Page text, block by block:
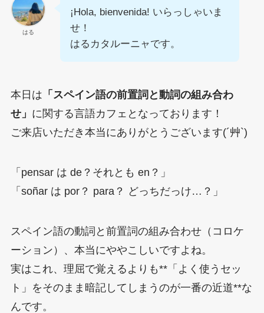
はる
¡Hola, bienvenida! いらっしゃいま
せ！
はるカタルーニャです。
本日は 「スペイン語の前置詞と動詞の組み合わ
せ」 に関する言語カフェとなっております！
ご来店いただき本当にありがとうございます(´艸`)
「pensar は de？それとも en？」
「soñar は por？ para？ どっちだっけ…？」
スペイン語の動詞と前置詞の組み合わせ（コロケ
ーション）、本当にややこしいですよね。
実はこれ、理屈で覚えるよりも**「よく使うセッ
ト」をそのまま暗記してしまうのが一番の近道**な
んです。